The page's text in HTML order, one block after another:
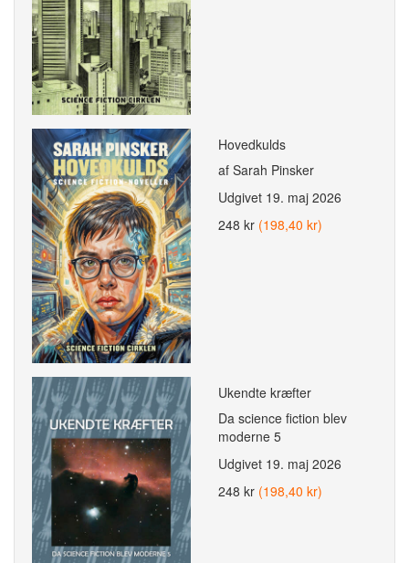
Hovedkulds
af Sarah Pinsker
Udgivet 19. maj 2026
248 kr (198,40 kr)
Ukendte kræfter
Da science fiction blev
moderne 5
Udgivet 19. maj 2026
248 kr (198,40 kr)